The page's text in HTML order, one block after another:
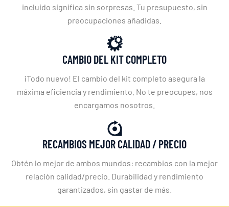
incluido significa sin sorpresas. Tu presupuesto, sin
preocupaciones añadidas.
CAMBIO DEL KIT COMPLETO
¡Todo nuevo! El cambio del kit completo asegura la
máxima eficiencia y rendimiento. No te preocupes, nos
encargamos nosotros.
RECAMBIOS MEJOR CALIDAD / PRECIO
Obtén lo mejor de ambos mundos: recambios con la mejor
relación calidad/precio. Durabilidad y rendimiento
garantizados, sin gastar de más.